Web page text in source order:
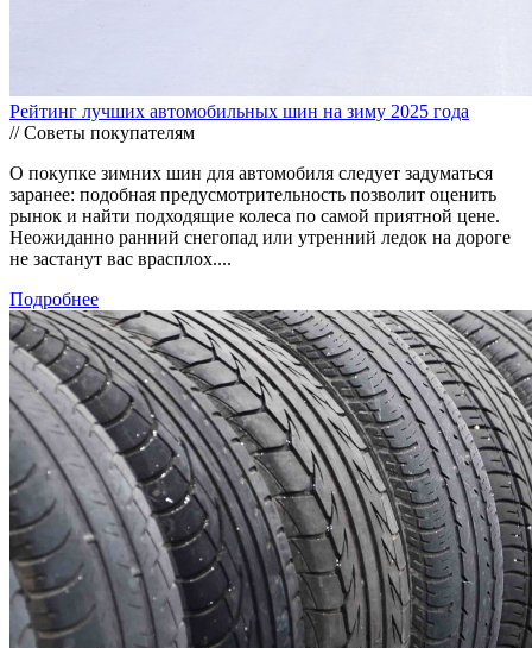
Рейтинг лучших автомобильных шин на зиму 2025 года
// Советы покупателям
О покупке зимних шин для автомобиля следует задуматься
заранее: подобная предусмотрительность позволит оценить
рынок и найти подходящие колеса по самой приятной цене.
Неожиданно ранний снегопад или утренний ледок на дороге
не застанут вас врасплох....
Подробнее